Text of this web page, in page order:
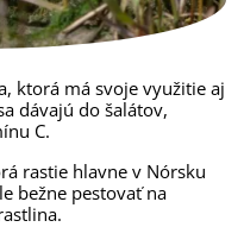
ktorá má svoje využitie aj
dávajú do šalátov,
C.
rastie hlavne v Nórsku
bežne pestovať na